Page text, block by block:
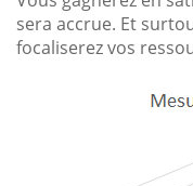
sera accrue. Et
focaliserez vos